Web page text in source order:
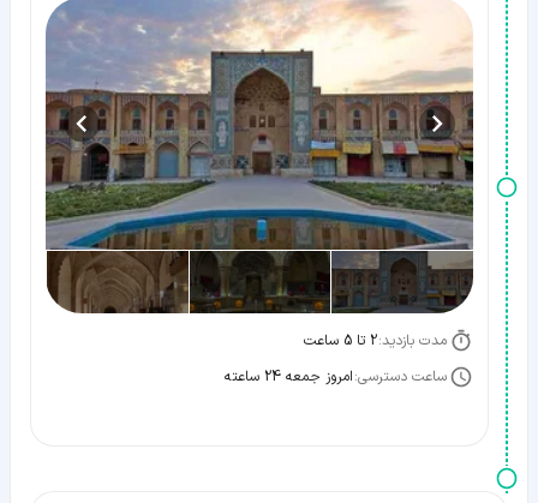
مدت بازدید:2 تا 5 ساعت
ساعت دسترسی:امروز جمعه 24 ساعته